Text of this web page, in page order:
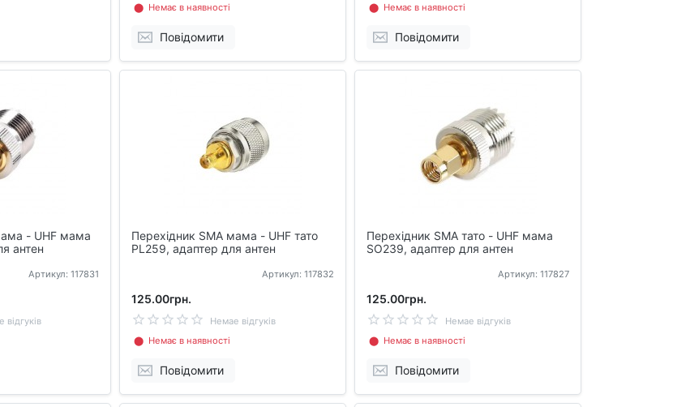
⬤ Немає в наявності
Повідомити
⬤ Немає в наявності
Повідомити
- UHF мама
антен
Артикул: 117831
відгуків
Перехідник SMA мама - UHF тато
PL259, адаптер для антен
Артикул: 117832
125.00грн.
Немае відгуків
⬤ Немає в наявності
Повідомити
Перехідник SMA тато - UHF мама
SO239, адаптер для антен
Артикул: 117827
125.00грн.
Немае відгуків
⬤ Немає в наявності
Повідомити